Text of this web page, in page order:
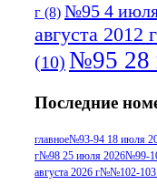
г (8) №95 4
августа 2012 г
(10) №95 28
июля 2017 г
г(13) №96 28
июля 2014 г
Последние
главное№93-94 18 июля
г№98 25 июля 2026№99-
августа 2026 г№№102-103